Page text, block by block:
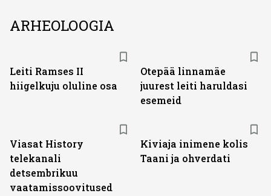
ARHEOLOOGIA
Leiti Ramses II
hiigelkuju oluline osa
Otepää linnamäe
juurest leiti haruldasi
esemeid
Viasat History
telekanali
detsembrikuu
vaatamissoovitused
Kiviaja inimene kolis
Taani ja ohverdati